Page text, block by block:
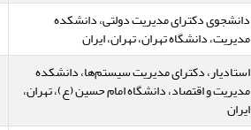
دانشجوی دکترای مدیریت دولتی، دانشکده
مدیریت، دانشگاه تهران، تهران، ایران
استادیار، دکترای مدیریت سیستم‌ها، دانشکده
مدیریت و اقتصاد، دانشگاه امام حسین (ع)، تهران،
ایران